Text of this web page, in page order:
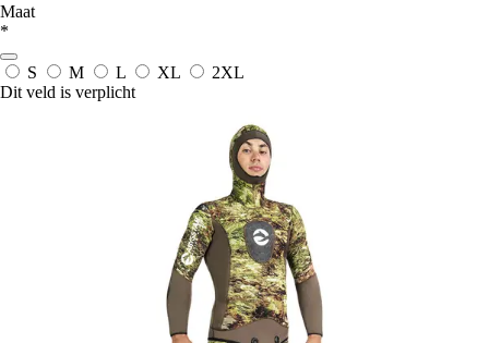
Maat
*
S M L XL
2XL
Dit veld is verplicht